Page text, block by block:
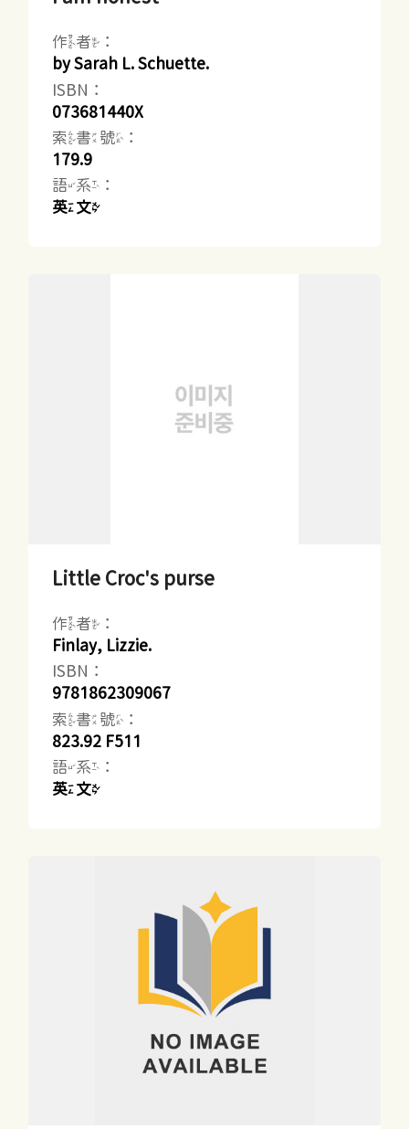
作者：
by Sarah L. Schuette.
ISBN：
073681440X
索書號：
179.9
語系：
英文
Little Croc's purse
作者：
Finlay, Lizzie.
ISBN：
9781862309067
索書號：
823.92 F511
語系：
英文